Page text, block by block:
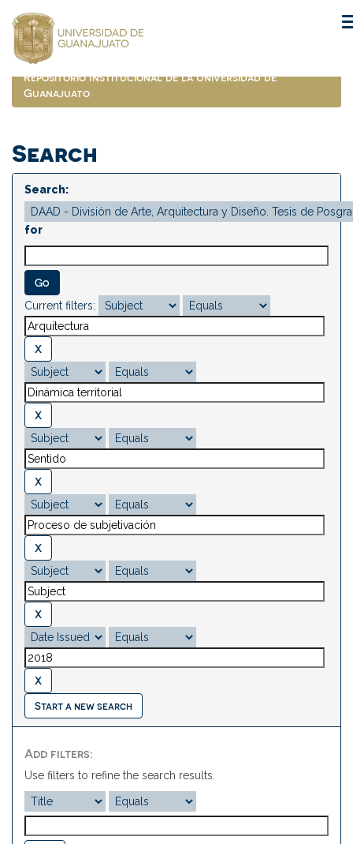
navigation
Repositorio Institucional de la Universidad de
Guanajuato
Search
Search:
for
Current filters:
Start a new search
Add filters:
Use filters to refine the search results.